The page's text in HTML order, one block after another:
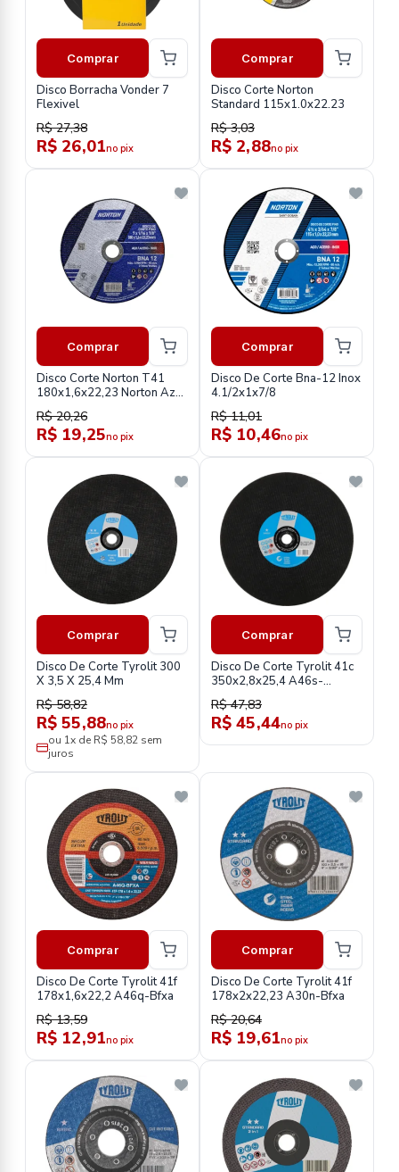
Comprar
Disco Borracha Vonder 7
Flexivel
R$ 27,38
R$ 26,01no pix
Comprar
Disco Corte Norton
Standard 115x1.0x22.23
R$ 3,03
R$ 2,88no pix
Comprar
Disco Corte Norton T41
180x1,6x22,23 Norton Azul
Bna12
R$ 20,26
R$ 19,25no pix
Comprar
Disco De Corte Bna-12 Inox
4.1/2x1x7/8
R$ 11,01
R$ 10,46no pix
Comprar
Disco De Corte Tyrolit 300
X 3,5 X 25,4 Mm
R$ 58,82
R$ 55,88no pix
ou 1x de R$ 58,82 sem
juros
Comprar
Disco De Corte Tyrolit 41c
350x2,8x25,4 A46s-
Bfbsteel
R$ 47,83
R$ 45,44no pix
Comprar
Disco De Corte Tyrolit 41f
178x1,6x22,2 A46q-Bfxa
R$ 13,59
R$ 12,91no pix
Comprar
Disco De Corte Tyrolit 41f
178x2x22,23 A30n-Bfxa
R$ 20,64
R$ 19,61no pix